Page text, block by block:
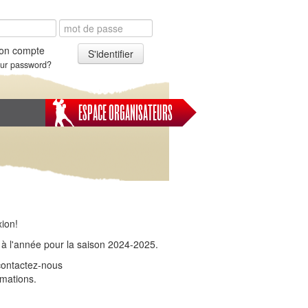
compte
password?
S'identifier
ESPACE ORGANISATEURS
l'année pour la saison 2024-2025.
nous